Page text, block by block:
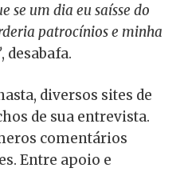
se um dia eu saísse do
patrocínios e minha
, desabafa.
diversos sites de
de sua entrevista.
comentários
Entre apoio e